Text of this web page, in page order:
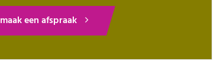
maak een afspraak